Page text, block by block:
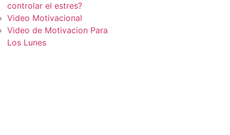
controlar el estres?
Video Motivacional
Video de Motivacion Para
Los Lunes